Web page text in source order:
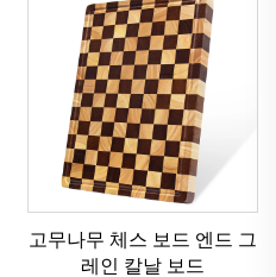
고무나무 체스 보드 엔드 그
레인 칼날 보드